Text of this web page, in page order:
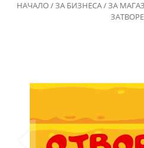
НАЧАЛО/ЗА БИЗНЕСА/ЗА